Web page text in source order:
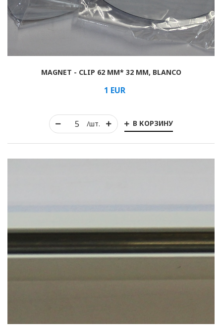
/шт. В КОРЗИНУ
MAGNET - CLIP 62 MM* 32 MM, BLANCO
1 EUR